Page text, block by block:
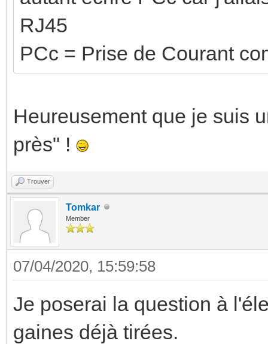
RJ45
PCc = Prise de Courant
Heureusement que je suis
près" !
Trouver
Tomkar
Member
07/04/2020, 15:59:58
Je poserai la question à
gaines déjà tirées.